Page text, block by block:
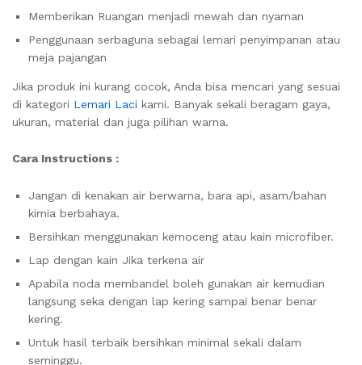
Memberikan Ruangan menjadi mewah dan nyaman
Penggunaan serbaguna sebagai lemari penyimpanan atau
meja pajangan
Jika produk ini kurang cocok, Anda bisa mencari yang sesuai
di kategori Lemari Laci kami. Banyak sekali beragam gaya,
ukuran, material dan juga pilihan warna.
Cara Instructions :
Jangan di kenakan air berwarna, bara api, asam/bahan
kimia berbahaya.
Bersihkan menggunakan kemoceng atau kain microfiber.
Lap dengan kain Jika terkena air
Apabila noda membandel boleh gunakan air kemudian
langsung seka dengan lap kering sampai benar benar
kering.
Untuk hasil terbaik bersihkan minimal sekali dalam
seminggu.